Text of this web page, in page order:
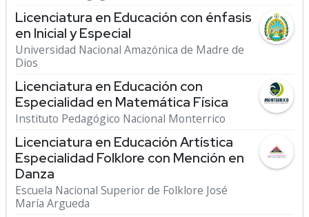
Licenciatura en Educación con énfasis
en Inicial y Especial
Universidad Nacional Amazónica de Madre de
Dios
Licenciatura en Educación con
Especialidad en Matemática Física
Instituto Pedagógico Nacional Monterrico
Licenciatura en Educación Artística
Especialidad Folklore con Mención en
Danza
Escuela Nacional Superior de Folklore José
María Argueda